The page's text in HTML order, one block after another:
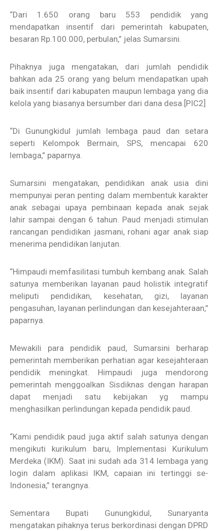
“Dari 1.650 orang baru 553 pendidik yang
mendapatkan insentif dari pemerintah kabupaten,
besaran Rp.100.000, perbulan,” jelas Sumarsini.
Pihaknya juga mengatakan, dari jumlah pendidik
bahkan ada 25 orang yang belum mendapatkan upah
baik insentif dari kabupaten maupun lembaga yang dia
kelola yang biasanya bersumber dari dana desa. [PIC2]
“Di Gunungkidul jumlah lembaga paud dan setara
seperti Kelompok Bermain, SPS, mencapai 620
lembaga,” paparnya.
Sumarsini mengatakan, pendidikan anak usia dini
mempunyai peran penting dalam membentuk karakter
anak sebagai upaya pembinaan kepada anak sejak
lahir sampai dengan 6 tahun. Paud menjadi stimulan
rancangan pendidikan jasmani, rohani agar anak siap
menerima pendidikan lanjutan.
“Himpaudi memfasilitasi tumbuh kembang anak. Salah
satunya memberikan layanan paud holistik integratif
meliputi pendidikan, kesehatan, gizi, layanan
pengasuhan, layanan perlindungan dan kesejahteraan,”
paparnya.
Mewakili para pendidik paud, Sumarsini berharap
pemerintah memberikan perhatian agar kesejahteraan
pendidik meningkat. Himpaudi juga mendorong
pemerintah menggoalkan Sisdiknas dengan harapan
dapat menjadi satu kebijakan yg mampu
menghasilkan perlindungan kepada pendidik paud.
“Kami pendidik paud juga aktif salah satunya dengan
mengikuti kurikulum baru, Implementasi Kurikulum
Merdeka (IKM). Saat ini sudah ada 314 lembaga yang
login dalam aplikasi IKM, capaian ini tertinggi se-
Indonesia,” terangnya.
Sementara Bupati Gunungkidul, Sunaryanta
mengatakan pihaknya terus berkordinasi dengan DPRD